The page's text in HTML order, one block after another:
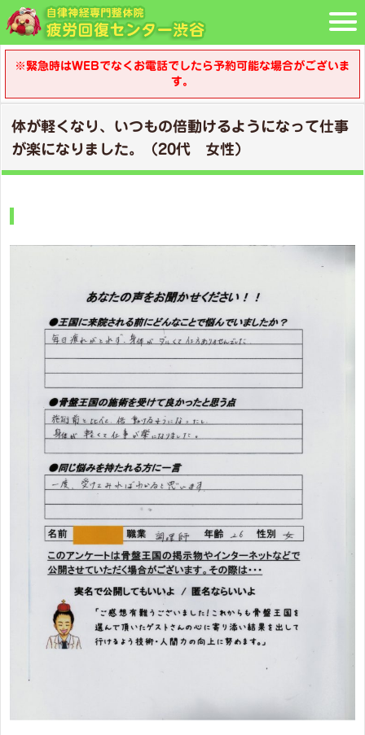
※緊急時はWEBでなくお電話でしたら予約可能な場合がございま
す。
体が軽くなり、いつもの倍動けるようになって仕事
が楽になりました。（20代 女性）